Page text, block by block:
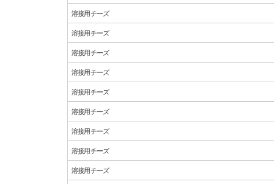
溶接用チーズ
溶接用チーズ
溶接用チーズ
溶接用チーズ
溶接用チーズ
溶接用チーズ
溶接用チーズ
溶接用チーズ
溶接用チーズ